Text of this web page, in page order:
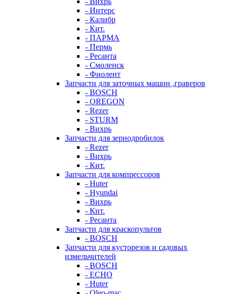
- Интерс
- Калибр
- Кит.
- ПАРМА
- Пермь
- Ресанта
- Смоленск
- Фиолент
Запчасти для заточных машин ,граверов
- BOSCH
- OREGON
- Rezer
- STURM
- Вихрь
Запчасти для зернодробилок
- Rezer
- Вихрь
- Кит.
Запчасти для компрессоров
- Huter
- Hyundai
- Вихрь
- Кит.
- Ресанта
Запчасти для краскопультов
- BOSCH
Запчасти для кусторезов и садовых
измельчителей
- BOSCH
- ECHO
- Huter